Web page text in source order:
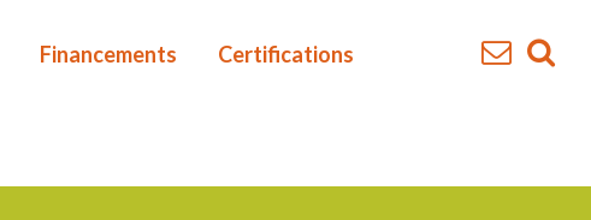
Financements Certifications